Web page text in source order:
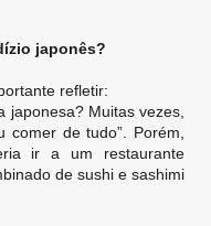
japonês?
refletir:
japonesa? Muitas vezes,
de tudo”. Porém,
ir a um restaurante
de sushi e sashimi